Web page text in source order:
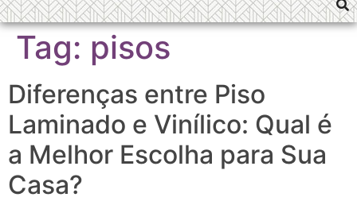
Tag: pisos
Diferenças entre Piso
Laminado e Vinílico: Qual é
a Melhor Escolha para Sua
Casa?